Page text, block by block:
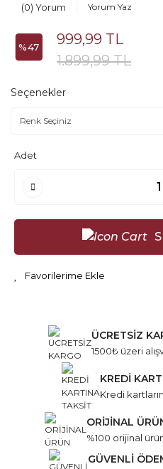
(0) Yorum Yorum Yaz
%47
999,99 TL
1.899,99 TL
Seçenekler
Adet
ÜCRETSİZ
1500₺ üzeri
KREDİ
Kredi
ORİJİNAL
%100 orijinal
GÜVENLİ